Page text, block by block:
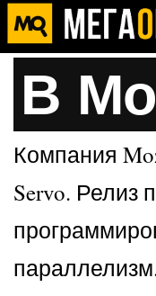
В
Компания
Servo. Релиз